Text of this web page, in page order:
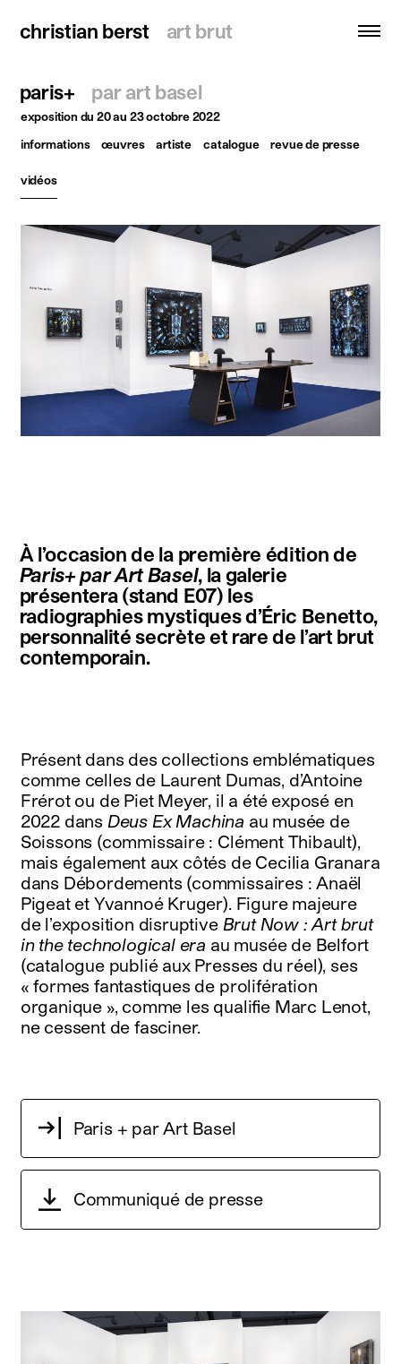
christian berst art brut
christian berst art brut
recherche
accueil
artistes
expositions
actualités
publications
ressources
à propos
facebook
français english
paris+ par art basel
expositiondu 20 au 23 octobre 2022
informations
œuvres artiste catalogue revue de presse
vidéos
À l’occasion de la première édition de
Paris+ par Art Basel, la galerie
présentera (stand E07) les
radiographies mystiques d’Éric Benetto,
personnalité secrète et rare de l’art brut
contemporain.
Présent dans des collections emblématiques
comme celles de Laurent Dumas, d’Antoine
Frérot ou de Piet Meyer, il a été exposé en
2022 dans Deus Ex Machina au musée de
Soissons (commissaire : Clément Thibault),
mais également aux côtés de Cecilia Granara
dans Débordements (commissaires : Anaël
Pigeat et Yvannoé Kruger). Figure majeure
de l’exposition disruptive Brut Now : Art brut
in the technological era au musée de Belfort
(catalogue publié aux Presses du réel), ses
« formes fantastiques de prolifération
organique », comme les qualifie Marc Lenot,
ne cessent de fasciner.
Paris + par Art Basel
Communiqué de presse